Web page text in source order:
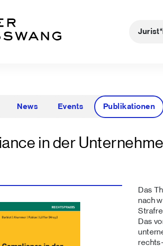
News Events Publikationen
in der
Das
nach
Das